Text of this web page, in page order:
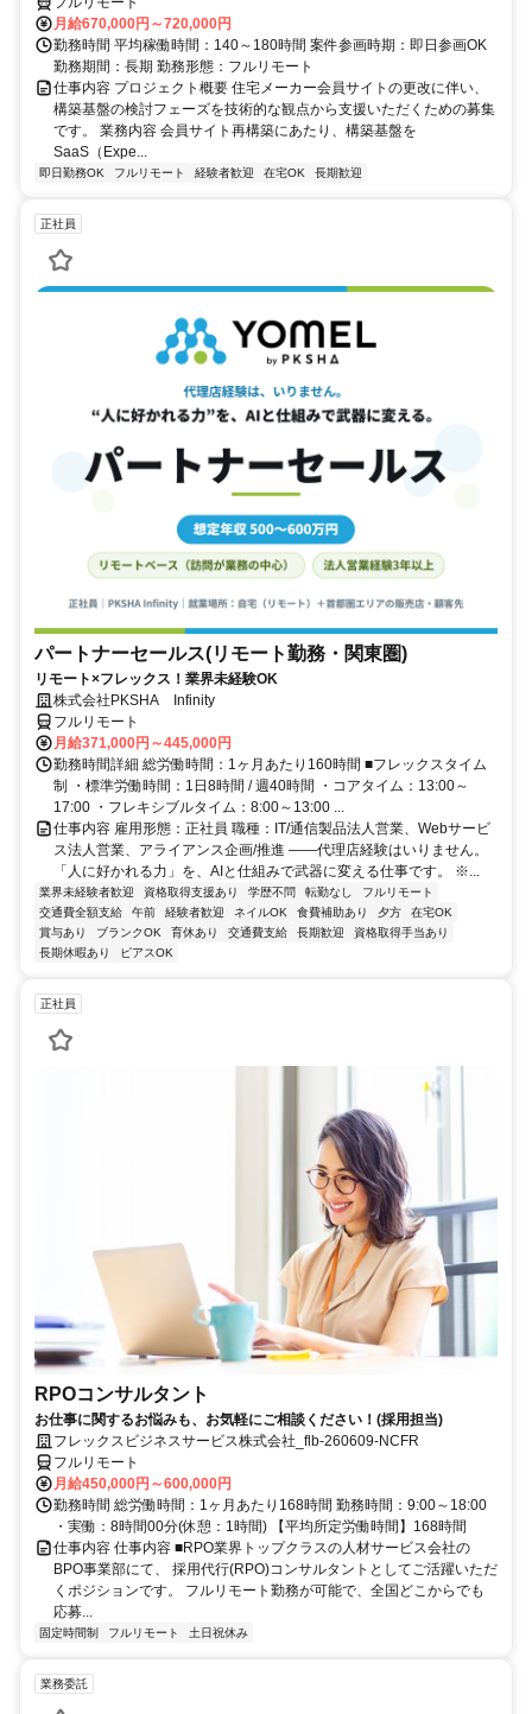
月給670,000円～720,000円
勤務時間 平均稼働時間：140～180時間 案件参画時期：即日参画OK
勤務期間：長期 勤務形態：フルリモート
仕事内容 プロジェクト概要 住宅メーカー会員サイトの更改に伴い、
構築基盤の検討フェーズを技術的な観点から支援いただくための募集
です。 業務内容 会員サイト再構築にあたり、構築基盤を
SaaS（Expe...
即日勤務OK フルリモート 経験者歓迎 在宅OK 長期歓迎
正社員
パートナーセールス(リモート勤務・関東圏)
リモート×フレックス！業界未経験OK
株式会社PKSHA Infinity
フルリモート
月給371,000円～445,000円
勤務時間詳細 総労働時間：1ヶ月あたり160時間 ■フレックスタイム
制 ・標準労働時間：1日8時間 / 週40時間 ・コアタイム：13:00～
17:00 ・フレキシブルタイム：8:00～13:00 ...
仕事内容 雇用形態：正社員 職種：IT/通信製品法人営業、Webサービ
ス法人営業、アライアンス企画/推進 ――代理店経験はいりません。
「人に好かれる力」を、AIと仕組みで武器に変える仕事です。 ※...
業界未経験者歓迎 資格取得支援あり 学歴不問 転勤なし
フルリモート
交通費全額支給
午前 経験者歓迎 ネイルOK 食費補助あり 夕方
在宅OK
賞与あり
ブランクOK 育休あり 交通費支給 長期歓迎
資格取得手当あり
長期休暇あり
ピアスOK
正社員
RPOコンサルタント
お仕事に関するお悩みも、お気軽にご相談ください！(採用担当)
フレックスビジネスサービス株式会社_flb-260609-NCFR
フルリモート
月給450,000円～600,000円
勤務時間 総労働時間：1ヶ月あたり168時間 勤務時間：9:00～18:00
・実働：8時間00分(休憩：1時間) 【平均所定労働時間】168時間
仕事内容 仕事内容 ■RPO業界トップクラスの人材サービス会社の
BPO事業部にて、 採用代行(RPO)コンサルタントとしてご活躍いただ
くポジションです。 フルリモート勤務が可能で、全国どこからでも
応募...
固定時間制 フルリモート 土日祝休み
業務委託